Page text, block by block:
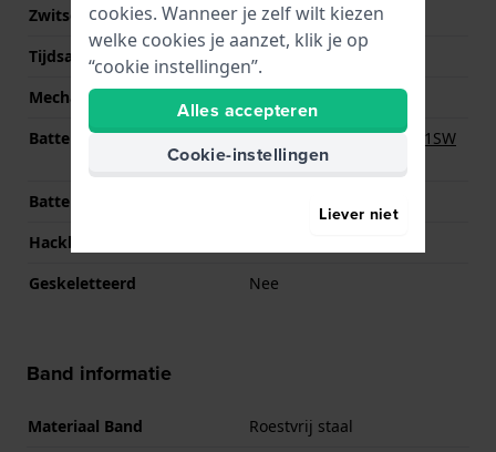
Zwitsers uurwerk
Nee
Tijdsaanduiding
Analoog
Mechanisme
Batterij
Renata R364 364 / SR621SW
Batterij
Batterijduur
Hackbaar
Geskeletteerd
Nee
Band informatie
Materiaal Band
Roestvrij staal
cookies. Wanneer je zelf wilt kiezen
welke cookies je aanzet, klik je op
“cookie instellingen”.
Alles accepteren
Cookie-instellingen
Liever niet